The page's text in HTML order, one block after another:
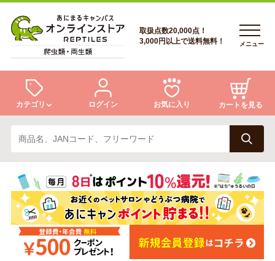
会員登録
あにまるキャンパスについて
アフターサービス
取扱点数20,000点！
3,000円以上で送料無料！
メニュー
カテゴリ
トカゲ ヘビ
カメ 両生類
ログイン お気に入り カートを見る
あにまるキャンパスについて
アフターサービス
商品リクエスト